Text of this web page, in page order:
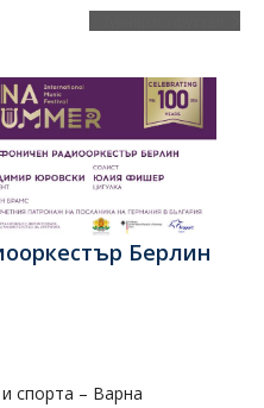
Берлин
спорта – Варна